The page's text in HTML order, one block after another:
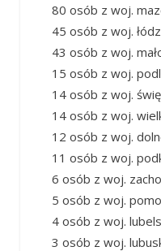
80 osób z woj.
45 osób z woj.
43 osób z woj.
15 osób z woj.
14 osób z woj.
14 osób z woj.
12 osób z woj.
11 osób z woj.
6 osób z woj.
5 osób z woj.
4 osób z woj.
3 osób z woj.